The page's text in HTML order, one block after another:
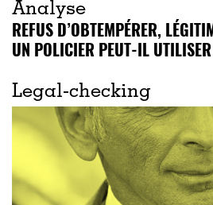
Analyse
REFUS D’OBTEMPÉRER,
UN POLICIER PEUT-IL
Legal-checking